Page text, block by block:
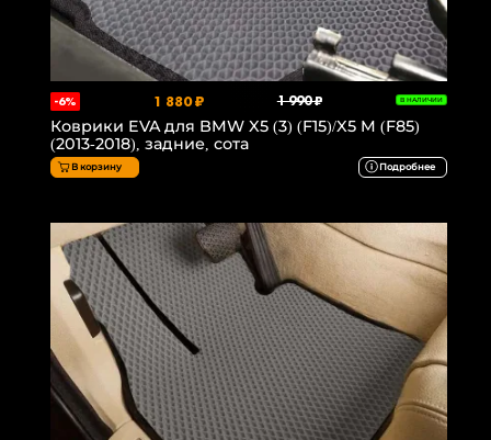
-6% 1 880 ₽ 1 990 ₽ В НАЛИЧИИ
Коврики EVA для BMW X5 (3) (F15)/X5 M (F85)
(2013-2018), задние, сота
В корзину Подробнее